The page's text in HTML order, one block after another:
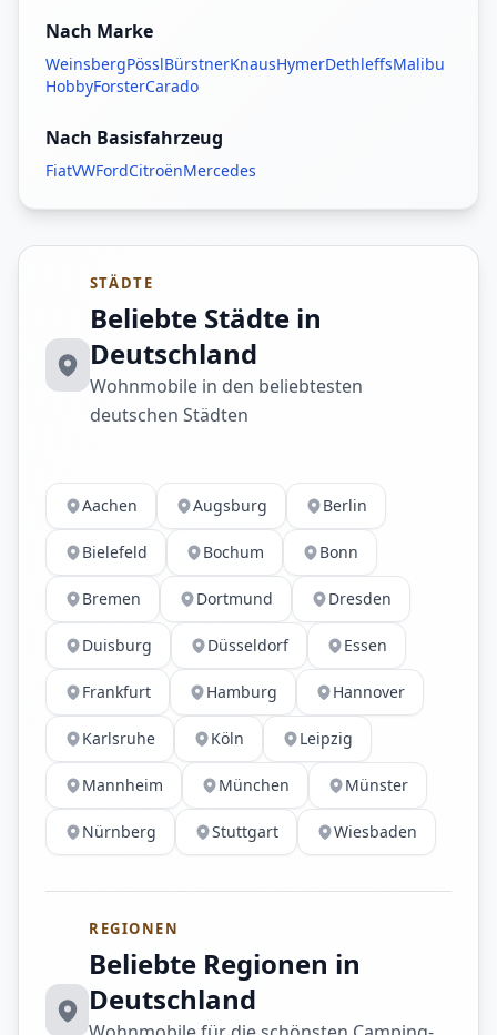
Nach Marke
WeinsbergPösslBürstnerKnausHymerDethleffsMalibu
HobbyForsterCarado
Nach Basisfahrzeug
FiatVWFordCitroënMercedes
STÄDTE
Beliebte Städte in
Deutschland
Wohnmobile in den beliebtesten
deutschen Städten
Aachen Augsburg Berlin
Bielefeld Bochum Bonn
Bremen Dortmund Dresden
Duisburg Düsseldorf Essen
Frankfurt Hamburg Hannover
Karlsruhe Köln Leipzig
Mannheim München Münster
Nürnberg Stuttgart Wiesbaden
REGIONEN
Beliebte Regionen in
Deutschland